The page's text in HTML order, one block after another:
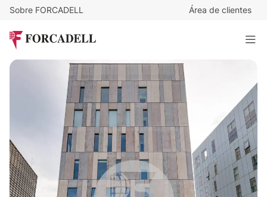
Sobre FORCADELL Área de clientes
DIAGONAL 197
9.360 m²